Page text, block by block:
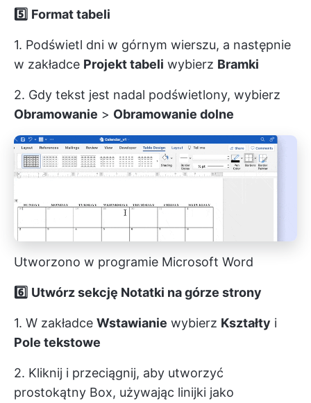
5️⃣ Format tabeli
1. Podświetl dni w górnym wierszu, a następnie
w zakładce Projekt tabeli wybierz Bramki
2. Gdy tekst jest nadal podświetlony, wybierz
Obramowanie > Obramowanie dolne
Utworzono w programie Microsoft Word
6️⃣ Utwórz sekcję Notatki na górze strony
1. W zakładce Wstawianie wybierz Kształty i
Pole tekstowe
2. Kliknij i przeciągnij, aby utworzyć
prostokątny Box, używając linijki jako